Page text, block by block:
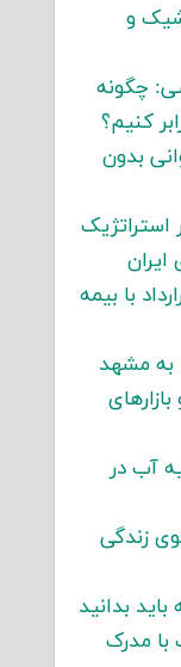
شیک و
چگونه
کنیم؟
بدون
استراتژیک
با بیمه
به مشهد
آب در
زندگی
بدانید
مدرک